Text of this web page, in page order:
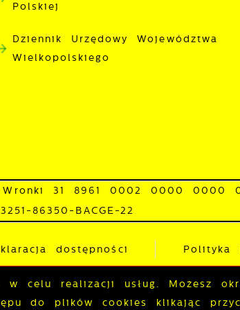
Polskiej
Dziennik Urzędowy Województwa
Wielkopolskiego
31 8961 0002 0000 0000
86350-BACGE-22
dostępności Polityka
celu realizacji usług. Możesz
do plików cookies klikając